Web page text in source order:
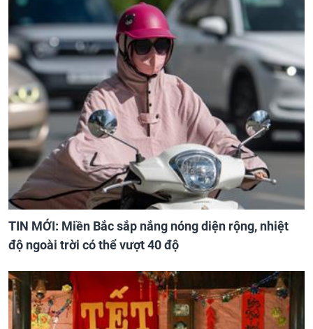
TIN MỚI: Miền Bắc sắp nắng nóng diện rộng, nhiệt
độ ngoài trời có thể vượt 40 độ